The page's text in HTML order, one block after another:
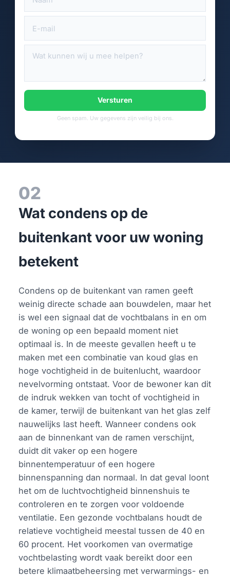
Versturen
Geen spam. Uw gegevens zijn veilig bij ons.
02
Wat condens op de
buitenkant voor uw woning
betekent
Condens op de buitenkant van ramen geeft
weinig directe schade aan bouwdelen, maar het
is wel een signaal dat de vochtbalans in en om
de woning op een bepaald moment niet
optimaal is. In de meeste gevallen heeft u te
maken met een combinatie van koud glas en
hoge vochtigheid in de buitenlucht, waardoor
nevelvorming ontstaat. Voor de bewoner kan dit
de indruk wekken van tocht of vochtigheid in
de kamer, terwijl de buitenkant van het glas zelf
nauwelijks last heeft. Wanneer condens ook
aan de binnenkant van de ramen verschijnt,
duidt dit vaker op een hogere
binnentemperatuur of een hogere
binnenspanning dan normaal. In dat geval loont
het om de luchtvochtigheid binnenshuis te
controleren en te zorgen voor voldoende
ventilatie. Een gezonde vochtbalans houdt de
relatieve vochtigheid meestal tussen de 40 en
60 procent. Het voorkomen van overmatige
vochtbelasting wordt vaak bereikt door een
betere klimaatbeheersing met verwarmings- en